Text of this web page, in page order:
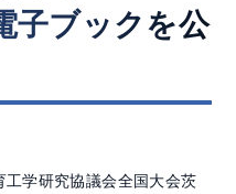
子ブックを公
学研究協議会全国大会茨